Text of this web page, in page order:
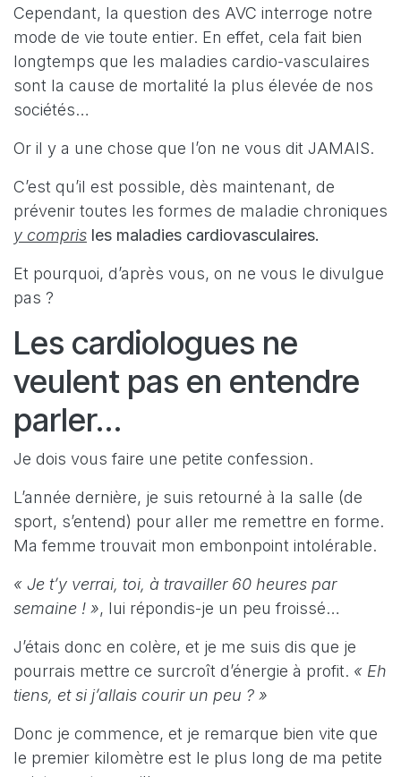
Cependant, la question des AVC interroge notre
mode de vie toute entier. En effet, cela fait bien
longtemps que les maladies cardio-vasculaires
sont la cause de mortalité la plus élevée de nos
sociétés…
Or il y a une chose que l’on ne vous dit JAMAIS.
C’est qu’il est possible, dès maintenant, de
prévenir toutes les formes de maladie chroniques
y compris les maladies cardiovasculaires.
Et pourquoi, d’après vous, on ne vous le divulgue
pas ?
Les cardiologues ne
veulent pas en entendre
parler…
Je dois vous faire une petite confession.
L’année dernière, je suis retourné à la salle (de
sport, s’entend) pour aller me remettre en forme.
Ma femme trouvait mon embonpoint intolérable.
« Je t’y verrai, toi, à travailler 60 heures par
semaine ! », lui répondis-je un peu froissé…
J’étais donc en colère, et je me suis dis que je
pourrais mettre ce surcroît d’énergie à profit. « Eh
tiens, et si j’allais courir un peu ? »
Donc je commence, et je remarque bien vite que
le premier kilomètre est le plus long de ma petite